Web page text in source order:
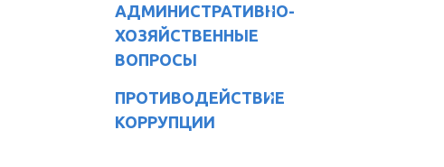
АДМИНИСТРАТИВНО-
ХОЗЯЙСТВЕННЫЕ
ВОПРОСЫ
ПРОТИВОДЕЙСТВИЕ
КОРРУПЦИИ